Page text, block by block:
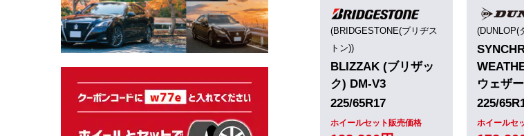
(BRIDGESTONE(ブリヂス
トン))
BLIZZAK (ブリザッ
ク) DM-V3
225/65R17
ホイールセット販売価格
(DUNLOP(
ウェザー
225/
ホイールセ